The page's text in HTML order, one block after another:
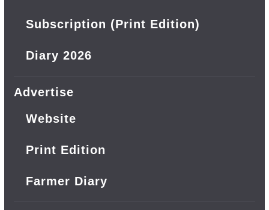
Subscription (Print Edition)
Diary 2026
Advertise
Website
Print Edition
Farmer Diary